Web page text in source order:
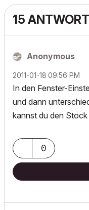
15
Anonymous
‎2011-01-18 09:56 PM
In den Fenster-
und dann
kannst du den
0